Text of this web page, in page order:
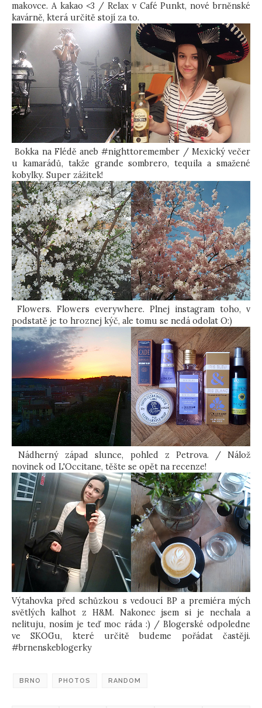
makovce. A kakao <3 / Relax v Café Punkt, nové brněnské
kavárně, která určitě stojí za to.
Bokka na Flédě aneb #nighttoremember / Mexický večer
u kamarádů, takže grande sombrero, tequila a smažené
kobylky. Super zážitek!
Flowers. Flowers everywhere. Plnej instagram toho, v
podstatě je to hroznej kýč, ale tomu se nedá odolat O:)
Nádherný západ slunce, pohled z Petrova. / Nálož
novinek od L'Occitane, těšte se opět na recenze!
Výtahovka před schůzkou s vedoucí BP a premiéra mých
světlých kalhot z H&M. Nakonec jsem si je nechala a
nelituju, nosím je teď moc ráda :) / Blogerské odpoledne
ve SKOGu, které určitě budeme pořádat častěji.
#brnenskeblogerky
BRNO PHOTOS RANDOM